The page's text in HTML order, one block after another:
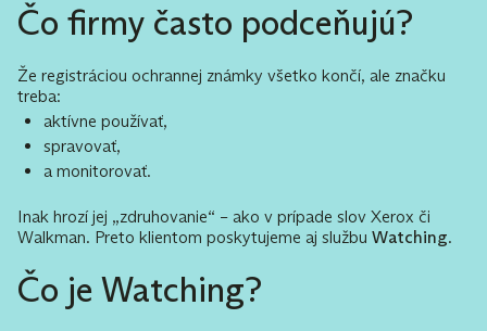
Čo firmy často podceňujú?
Že registráciou ochrannej známky všetko končí, ale značku
treba:
aktívne používať,
spravovať,
a monitorovať.
Inak hrozí jej „zdruhovanie“ – ako v prípade slov Xerox či
Walkman. Preto klientom poskytujeme aj službu Watching.
Čo je Watching?